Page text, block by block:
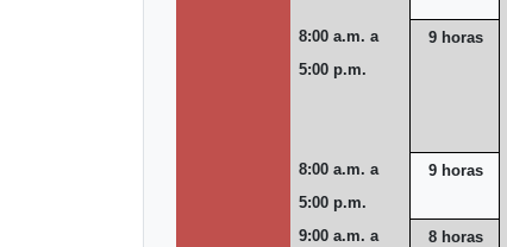
8:00 a.m. a
5:00 p.m.
9 horas
8:00 a.m. a
5:00 p.m.
9 horas
9:00 a.m. a
8 horas